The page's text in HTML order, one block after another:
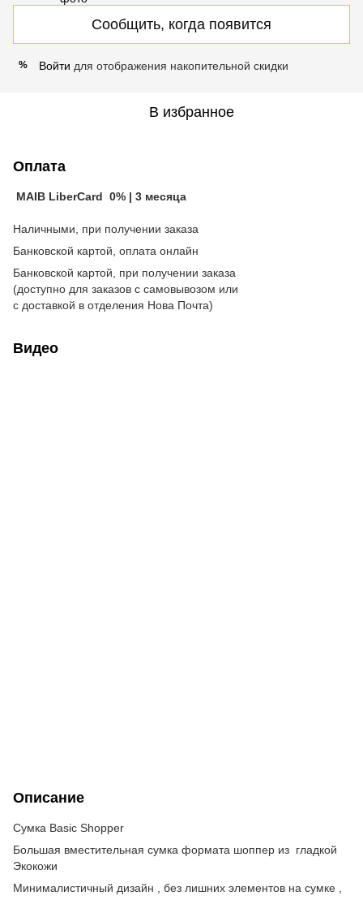
Сообщить, когда появится
% Войти для отображения накопительной скидки
В избранное
Оплата
MAIB LiberCard 0% | 3 месяца
Наличными, при получении заказа
Банковской картой, оплата онлайн
Банковской картой, при получении заказа
(доступно для заказов с самовывозом или
с доставкой в отделения Нова Почта)
Видео
Описание
Сумка Basic Shopper
Большая вместительная сумка формата шоппер из гладкой
Экокожи
Минималистичный дизайн , без лишних элементов на сумке ,